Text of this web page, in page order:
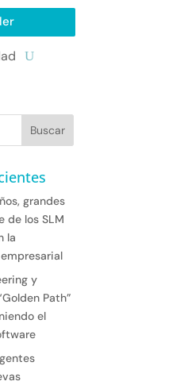
grandes
de los SLM
la
y
Path”
el